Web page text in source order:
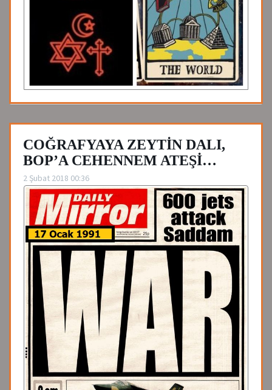
COĞRAFYAYA ZEYTİN DALI,
BOP’A CEHENNEM ATEŞİ…
2 Şubat 2018 00:36